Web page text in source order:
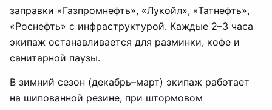
заправки «Газпромнефть», «Лукойл», «Татнефть»,
«Роснефть» с инфраструктурой. Каждые 2–3 часа
экипаж останавливается для разминки, кофе и
санитарной паузы.
В зимний сезон (декабрь–март) экипаж работает
на шипованной резине, при штормовом